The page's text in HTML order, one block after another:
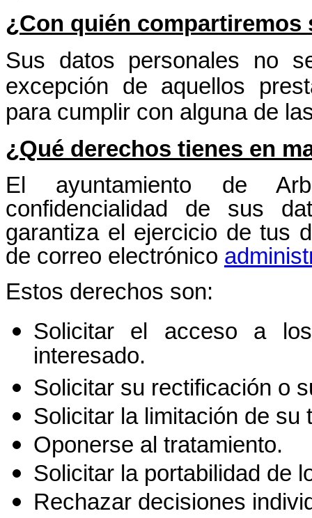
¿Con quién compartiremos
Sus datos personales no
excepción de aquellos
para cumplir con alguna de
¿Qué derechos tienes en
El ayuntamiento de
confidencialidad de sus
garantiza el ejercicio de tus
de correo electrónico
Estos derechos son:
Solicitar el acceso a
interesado.
Solicitar su rectificación o
Solicitar la limitación de su
Oponerse al tratamiento.
Solicitar la portabilidad de
Rechazar decisiones